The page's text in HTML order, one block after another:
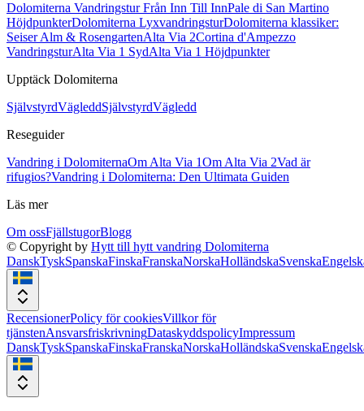
Dolomiterna Vandringstur Från Inn Till InnPale di San Martino
HöjdpunkterDolomiterna LyxvandringsturDolomiterna klassiker:
Seiser Alm & RosengartenAlta Via 2Cortina d'Ampezzo
VandringsturAlta Via 1 SydAlta Via 1 Höjdpunkter
Upptäck Dolomiterna
SjälvstyrdVägleddSjälvstyrdVägledd
Reseguider
Vandring i DolomiternaOm Alta Via 1Om Alta Via 2Vad är
rifugios?Vandring i Dolomiterna: Den Ultimata Guiden
Läs mer
Om ossFjällstugorBlogg
© Copyright by Hytt till hytt vandring Dolomiterna
DanskTyskSpanskaFinskaFranskaNorskaHolländskaSvenska
RecensionerPolicy för cookiesVillkor för
tjänstenAnsvarsfriskrivningDataskyddspolicyImpressum
DanskTyskSpanskaFinskaFranskaNorskaHolländskaSvenska